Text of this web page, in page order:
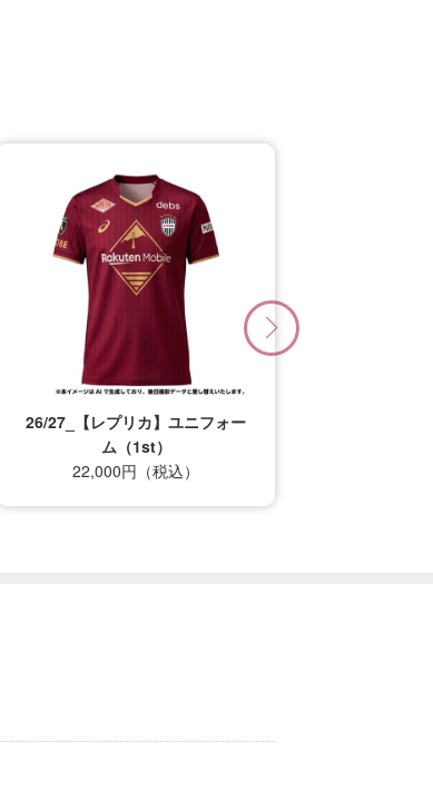
26/27_【レプリカ】ユニフォー
ム（1st）
22,000円（税込）